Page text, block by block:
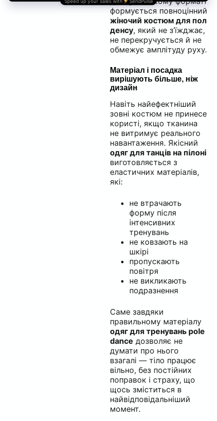
формується повноцінний
жіночий костюм для пол
денсу, який не з’їжджає,
не перекручується й не
обмежує амплітуду руху.
Матеріал і посадка
вирішують більше, ніж
дизайн
Навіть найефектніший
зовні костюм не принесе
користі, якщо тканина
не витримує реального
навантаження. Якісний
одяг для танців на пілоні
виготовляється з
еластичних матеріалів,
які:
не втрачають
форму після
інтенсивних
тренувань
не ковзають на
шкірі
пропускають
повітря
не викликають
подразнення
Саме завдяки
правильному матеріалу
одяг для тренувань pole
dance дозволяє не
думати про нього
взагалі — тіло працює
вільно, без постійних
поправок і страху, що
щось зміститься в
найвідповідальніший
момент.